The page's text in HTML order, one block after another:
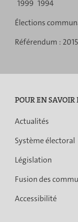
1999 1994
Élections
Référendum : 2015
POUR EN SAVOIR
Actualités
Système électoral
Législation
Fusion des
Accessibilité